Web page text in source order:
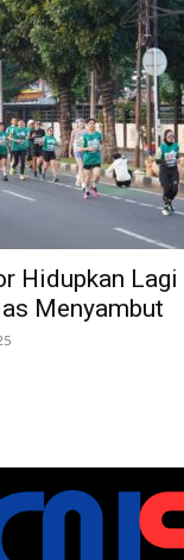
Hidupkan Lagi
Menyambut